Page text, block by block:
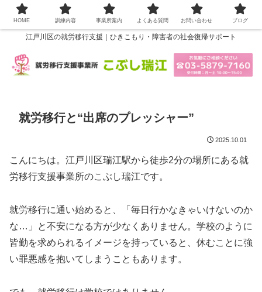
江戸川区の就労移行支援｜ひきこもり・障害者の社会復帰サポート
就労移行と“出席のプレッシャー”
2025.10.01
こんにちは。江戸川区瑞江駅から徒歩2分の場所にある就
労移行支援事業所のこぶし瑞江です。
就労移行に通い始めると、「毎日行かなきゃいけないのか
な…」と不安になる方が少なくありません。学校のように
皆勤を求められるイメージを持っていると、休むことに強
い罪悪感を抱いてしまうこともあります。
HOME 訓練内容 事業所案内 よくある質問 お問い合わせ ブログ